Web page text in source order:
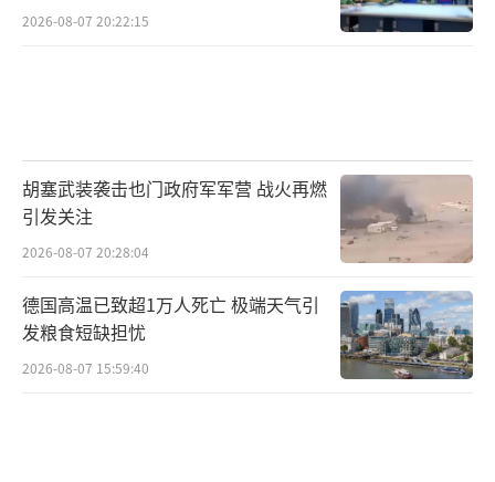
2026-08-07 20:22:15
胡塞武装袭击也门政府军军营 战火再燃
引发关注
2026-08-07 20:28:04
德国高温已致超1万人死亡 极端天气引
发粮食短缺担忧
2026-08-07 15:59:40